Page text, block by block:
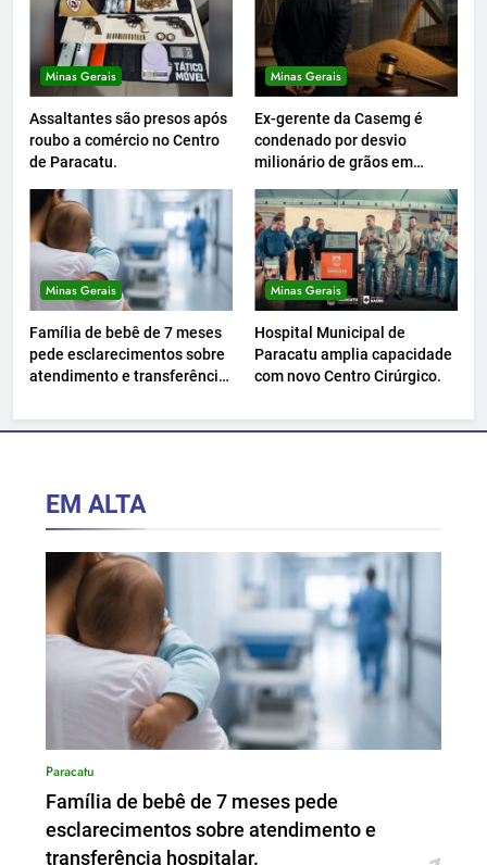
Minas Gerais
Assaltantes são presos após
roubo a comércio no Centro
de Paracatu.
Minas Gerais
Ex-gerente da Casemg é
condenado por desvio
milionário de grãos em
Minas Gerais
Família de bebê de 7 meses
pede esclarecimentos sobre
atendimento e transferência
Minas Gerais
Hospital Municipal de
Paracatu amplia capacidade
com novo Centro Cirúrgico.
EM ALTA
Paracatu
Família de bebê de 7 meses pede
esclarecimentos sobre atendimento e
transferência hospitalar.